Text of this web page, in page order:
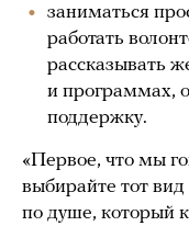
заниматься
работать
рассказывать
и программах,
поддержку.
«Первое, что мы
выбирайте тот
по душе, который